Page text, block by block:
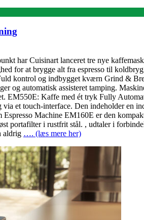
har Cuisinart lanceret tre nye
for at brygge alt fra espresso til
kontrol og indbygget kværn Grind &
og automatisk assisteret tamping.
EM550E: Kaffe med ét tryk Fully
via et touch-interface. Den indeholder
Machine EM160E er den
portafilter i rustfrit stål. , udtaler i
aldrig …. (læs mere her)